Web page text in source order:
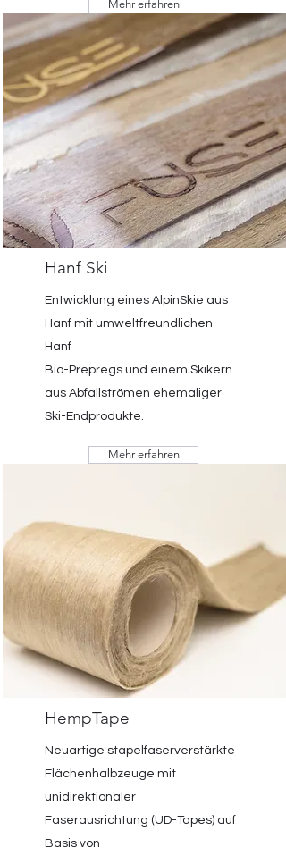
Mehr erfahren
Hanf Ski
Entwicklung eines AlpinSkie aus
Hanf mit umweltfreundlichen
Hanf
Bio-Prepregs und einem Skikern
aus Abfallströmen ehemaliger
Ski-Endprodukte.
Mehr erfahren
HempTape
Neuartige stapelfaserverstärkte
Flächenhalbzeuge mit
unidirektionaler
Faserausrichtung (UD-Tapes) auf
Basis von